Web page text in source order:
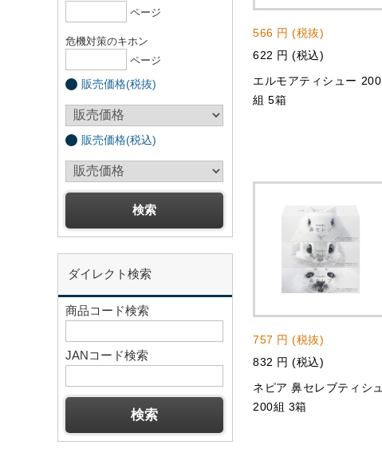
ページ
危機対策のキホン
ページ
販売価格(税抜)
販売価格(税込)
ダイレクト検索
商品コード検索
JANコード検索
566 円 (税抜)
622 円 (税込)
エルモアティシュー 200
組 5箱
757 円 (税抜)
832 円 (税込)
ネピア 鼻セレブティシュ
200組 3箱